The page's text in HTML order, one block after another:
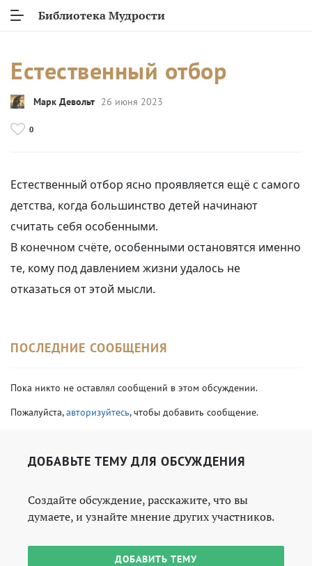
Библиотека Мудрости
Естественный отбор
Марк Девольт 26 июня 2023
0
Естественный отбор ясно проявляется ещё с самого
детства, когда большинство детей начинают
считать себя особенными.
В конечном счёте, особенными остановятся именно
те, кому под давлением жизни удалось не
отказаться от этой мысли.
ПОСЛЕДНИЕ СООБЩЕНИЯ
Пока никто не оставлял сообщений в этом обсуждении.
Пожалуйста,авторизуйтесь, чтобы добавить сообщение.
ДОБАВЬТЕ ТЕМУ ДЛЯ ОБСУЖДЕНИЯ
Создайте обсуждение, расскажите, что вы
думаете, и узнайте мнение других участников.
ДОБАВИТЬ ТЕМУ